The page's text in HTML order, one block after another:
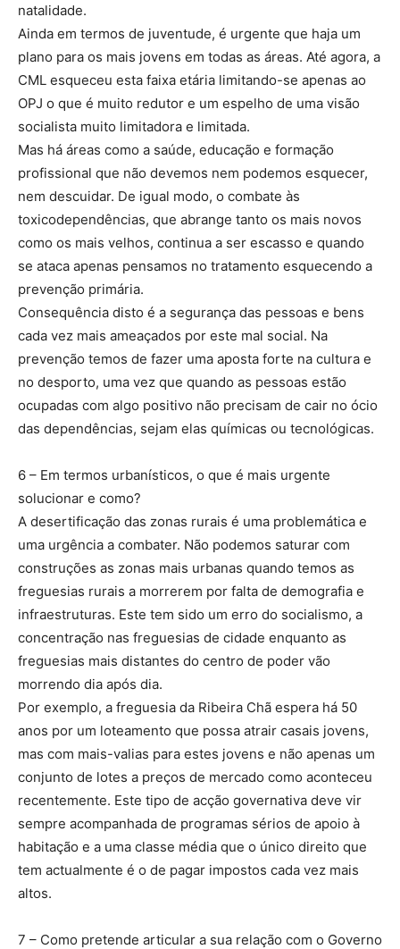
natalidade.
Ainda em termos de juventude, é urgente que haja um
plano para os mais jovens em todas as áreas. Até agora, a
CML esqueceu esta faixa etária limitando-se apenas ao
OPJ o que é muito redutor e um espelho de uma visão
socialista muito limitadora e limitada.
Mas há áreas como a saúde, educação e formação
profissional que não devemos nem podemos esquecer,
nem descuidar. De igual modo, o combate às
toxicodependências, que abrange tanto os mais novos
como os mais velhos, continua a ser escasso e quando
se ataca apenas pensamos no tratamento esquecendo a
prevenção primária.
Consequência disto é a segurança das pessoas e bens
cada vez mais ameaçados por este mal social. Na
prevenção temos de fazer uma aposta forte na cultura e
no desporto, uma vez que quando as pessoas estão
ocupadas com algo positivo não precisam de cair no ócio
das dependências, sejam elas químicas ou tecnológicas.
6 – Em termos urbanísticos, o que é mais urgente
solucionar e como?
A desertificação das zonas rurais é uma problemática e
uma urgência a combater. Não podemos saturar com
construções as zonas mais urbanas quando temos as
freguesias rurais a morrerem por falta de demografia e
infraestruturas. Este tem sido um erro do socialismo, a
concentração nas freguesias de cidade enquanto as
freguesias mais distantes do centro de poder vão
morrendo dia após dia.
Por exemplo, a freguesia da Ribeira Chã espera há 50
anos por um loteamento que possa atrair casais jovens,
mas com mais-valias para estes jovens e não apenas um
conjunto de lotes a preços de mercado como aconteceu
recentemente. Este tipo de acção governativa deve vir
sempre acompanhada de programas sérios de apoio à
habitação e a uma classe média que o único direito que
tem actualmente é o de pagar impostos cada vez mais
altos.
7 – Como pretende articular a sua relação com o Governo